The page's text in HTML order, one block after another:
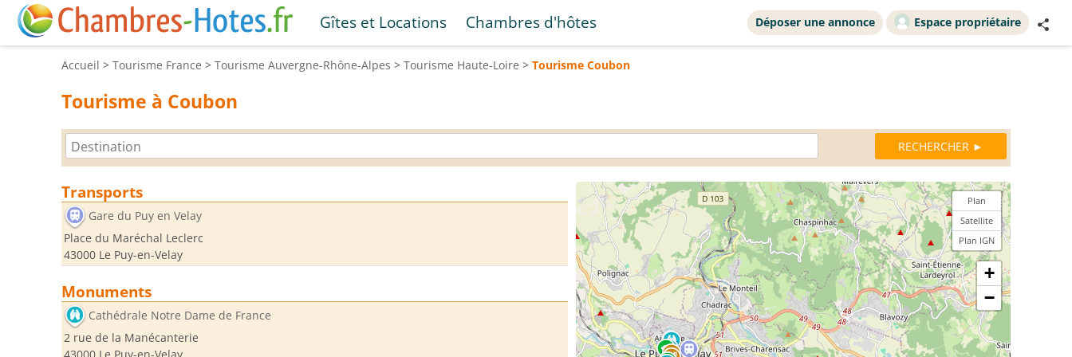
Gîtes et Locations Chambres d'hôtes Déposer une annonce Espace propriétaire
Accueil > Tourisme France > Tourisme Auvergne-Rhône-Alpes > Tourisme Haute-Loire > Tourisme Coubon
Tourisme à Coubon
Transports
Gare du Puy en Velay
Place du Maréchal Leclerc
43000 Le Puy-en-Velay
Monuments
Cathédrale Notre Dame de France
2 rue de la Manécanterie
Plan
Satellite
Plan IGN
+
−